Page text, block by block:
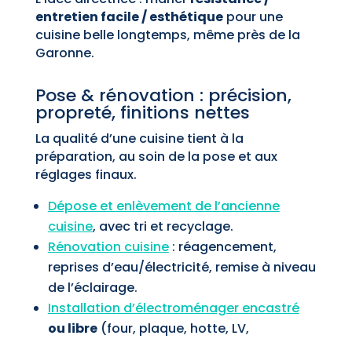
entretien facile / esthétiquepour une
cuisine belle longtemps, même près de la
Garonne.
Pose & rénovation : précision,
propreté, finitions nettes
La qualité d’une cuisine tient à la
préparation, au soin de la pose et aux
réglages finaux.
Dépose et enlèvement de l’ancienne
cuisine, avec tri et recyclage.
Rénovation cuisine: réagencement,
reprises d’eau/électricité, remise à niveau
de l’éclairage.
Installation d’électroménager encastré
ou libre(four, plaque, hotte, LV,